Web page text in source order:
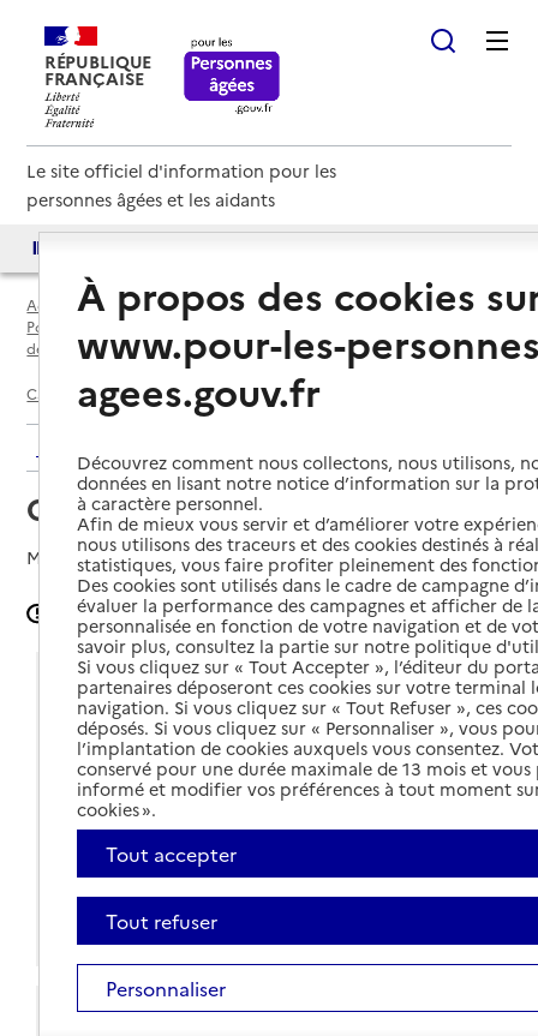
RÉPUBLIQUE
FRANÇAISE
Le site officiel d'information pour les
personnes âgées et les aidants
Accueil
Espace annuaire
Points d'information locaux dédiés aux personnes âgées par
département
Calvados (14) Pont-l'Évêque Clic du Pays d'Auge Nord
Clic du Pays d'Auge Nord
Mis à jour le09/01/2026
Signaler une erreur
Coordonnées
Adresse
14 rue de la Chaussée Nival
14130-Pont-l'Évêque
Voir itinéraire
02 14 47 54 94
Site internet
Horaires
À propos des cookies
www.pour-les-
agees.gouv.fr
Découvrez comment nous collectons, nous utilisons,
données en lisant notre notice d’information sur la
à caractère personnel.
Afin de mieux vous servir et d’améliorer votre
nous utilisons des traceurs et des cookies destinés à
statistiques, vous faire profiter pleinement des
Des cookies sont utilisés dans le cadre de campagne
évaluer la performance des campagnes et afficher de
personnalisée en fonction de votre navigation et de
savoir plus, consultez la partie sur notre politique
Si vous cliquez sur « Tout Accepter », l’éditeur du
partenaires déposeront ces cookies sur votre terminal
navigation. Si vous cliquez sur « Tout Refuser », ces
déposés. Si vous cliquez sur « Personnaliser », vous
l’implantation de cookies auxquels vous consentez.
conservé pour une durée maximale de 13 mois et
informé et modifier vos préférences à tout moment
cookies ».
Tout accepter
Tout refuser
Personnaliser